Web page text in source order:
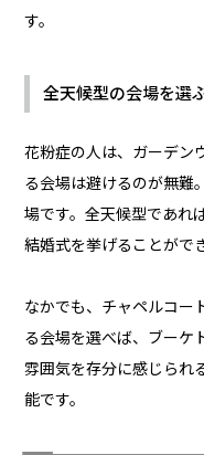
す。
全天候型の会場を選
花粉症の人は、ガーデン
る会場は避けるのが無難
場です。全天候型であれ
結婚式を挙げることがで
なかでも、チャペルコー
る会場を選べば、ブーケ
雰囲気を存分に感じられ
能です。